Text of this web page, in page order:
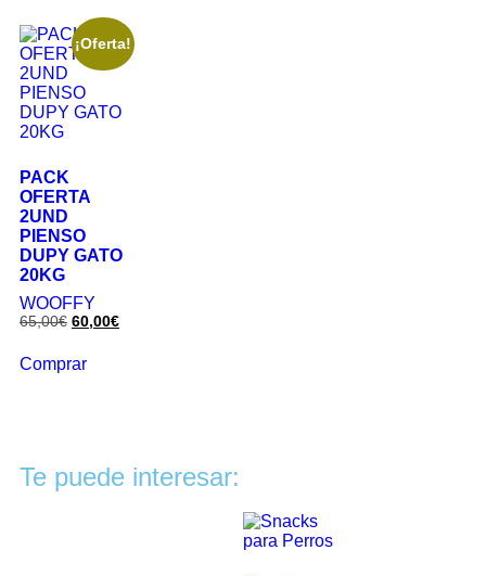
¡Oferta!
PACK
OFERTA
2UND
PIENSO
DUPY GATO
20KG
WOOFFY
65,00€ 60,00€
Comprar
Te puede interesar: